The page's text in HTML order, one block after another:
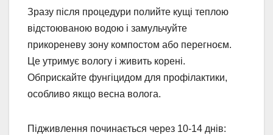
Зразу після процедури полийте кущі теплою
відстоюваною водою і замульчуйте
прикореневу зону компостом або перегноєм.
Це утримує вологу і живить корені.
Обприскайте фунгіцидом для профілактики,
особливо якщо весна волога.
Підживлення починається через 10-14 днів: